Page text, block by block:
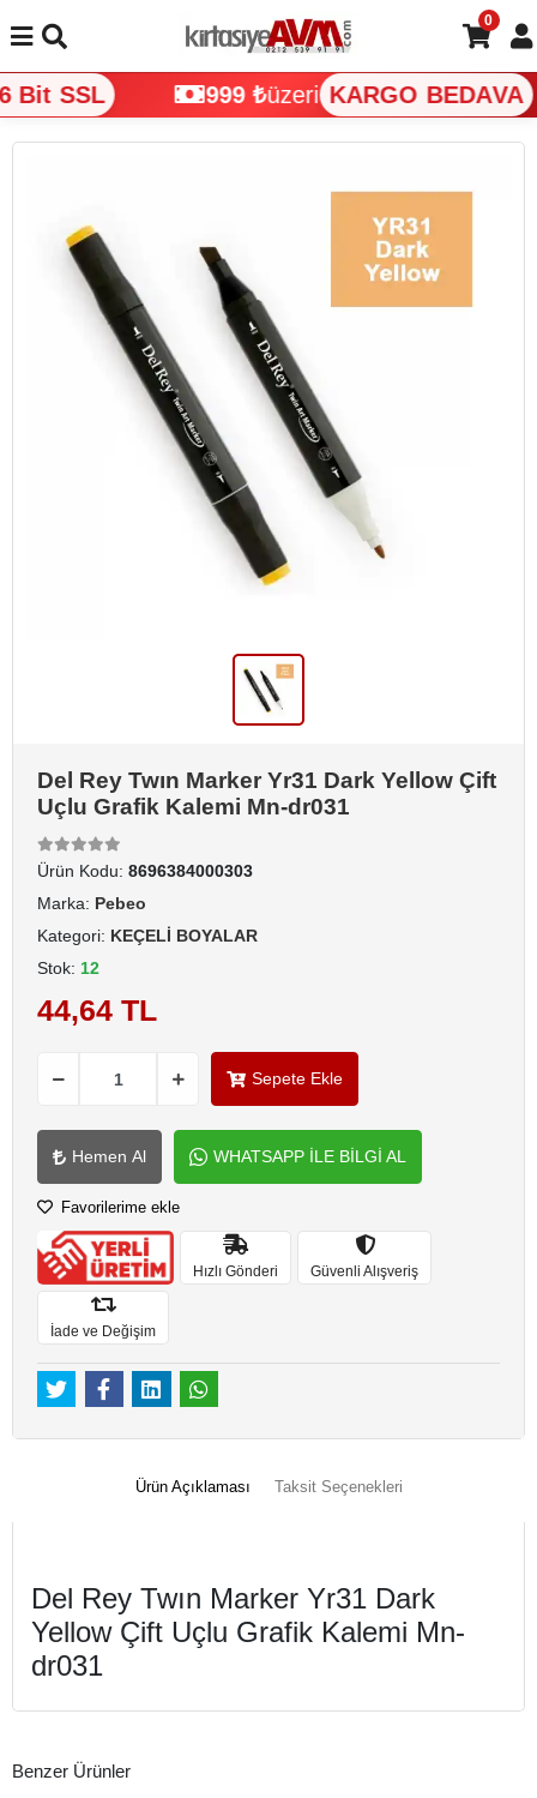
SSL 999 ₺ üzeri KARGO BEDAVA
0
Del Rey Twın Marker Yr31 Dark Yellow Çift
Uçlu Grafik Kalemi Mn-dr031
Ürün Kodu: 8696384000303
Marka: Pebeo
Kategori: KEÇELİ BOYALAR
Stok: 12
44,64 TL
Sepete Ekle
Hemen Al WHATSAPP İLE BİLGİ AL
Favorilerime ekle
Hızlı Gönderi Güvenli Alışveriş
İade ve Değişim
Ürün Açıklaması Taksit Seçenekleri
Del Rey Twın Marker Yr31 Dark
Yellow Çift Uçlu Grafik Kalemi Mn-
dr031
Benzer Ürünler